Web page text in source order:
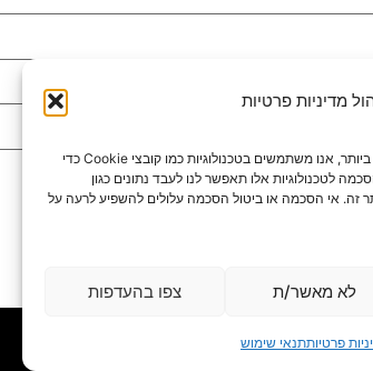
מדיניות פרטיות
כדי לספק את חוויות המשתמש הטובות ביותר, אנו משתמשים בטכנולוגיות כמו קובצי Cookie כדי
לטכנולוגיות אלו תאפשר לנו לעבד נתונים כגון
זה. אי הסכמה או ביטול הסכמה עלולים להשפיע לרעה על
לא מאשר/ת צפו בהעדפות
פרטיותתנאי שימוש